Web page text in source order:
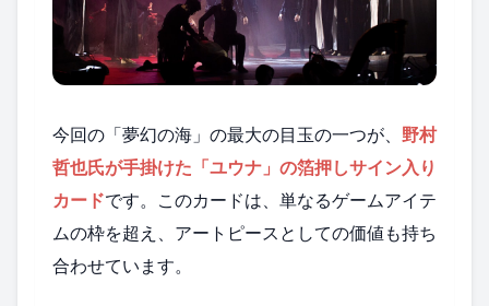
今回の「夢幻の海」の最大の目玉の一つが、 野村
哲也氏が手掛けた「ユウナ」の箔押しサイン入り
カードです。このカードは、単なるゲームアイテ
ムの枠を超え、アートピースとしての価値も持ち
合わせています。